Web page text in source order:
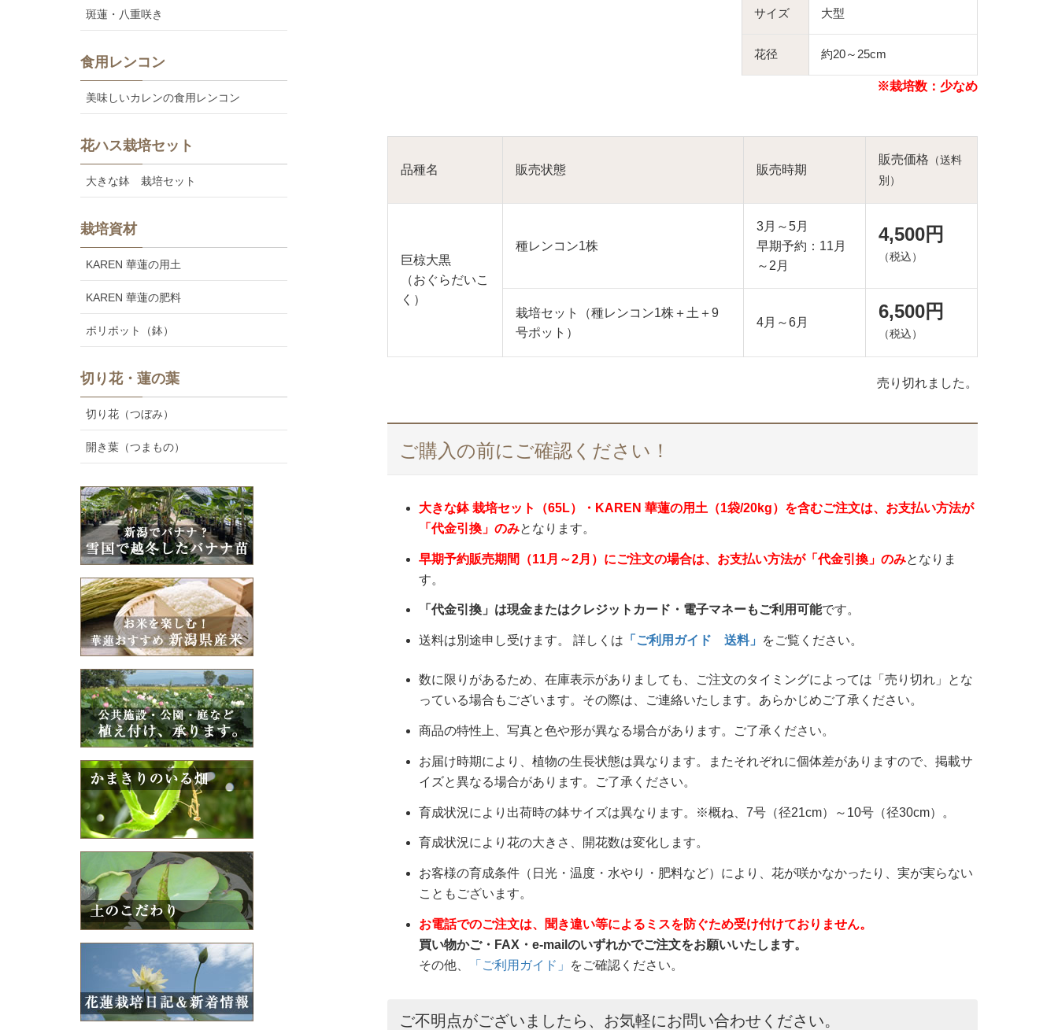
サイズ 大型
花径 約20～25cm
※栽培数：少なめ
品種名 販売状態 販売時期
販売価格 （送料
別）
巨椋大黒
（おぐらだいこ
く）
種レンコン1株
3月～5月
早期予約：11月
～2月
4,500円
（税込）
栽培セット（種レンコン1株＋土＋9
号ポット）
4月～6月
6,500円
（税込）
売り切れました。
ご購入の前にご確認ください！
大きな鉢 栽培セット（65L）・KAREN 華蓮の用土（1袋/20kg）を含むご注文は、お支払い方法が
「代金引換」のみとなります。
早期予約販売期間（11月～2月）にご注文の場合は、お支払い方法が「代金引換」のみとなりま
す。
「代金引換」は現金またはクレジットカード・電子マネーもご利用可能です。
送料は別途申し受けます。 詳しくは 「ご利用ガイド 送料」 をご覧ください。
数に限りがあるため、在庫表示がありましても、ご注文のタイミングによっては「売り切れ」とな
っている場合もございます。その際は、ご連絡いたします。あらかじめご了承ください。
商品の特性上、写真と色や形が異なる場合があります。ご了承ください。
お届け時期により、植物の生長状態は異なります。またそれぞれに個体差がありますので、掲載サ
イズと異なる場合があります。ご了承ください。
育成状況により出荷時の鉢サイズは異なります。※概ね、7号（径21cm）～10号（径30cm）。
育成状況により花の大きさ、開花数は変化します。
お客様の育成条件（日光・温度・水やり・肥料など）により、花が咲かなかったり、実が実らない
こともございます。
お電話でのご注文は、聞き違い等によるミスを防ぐため受け付けておりません。
買い物かご・FAX・e-mailのいずれかでご注文をお願いいたします。
その他、
「ご利用ガイド」 をご確認ください。
ご不明点がございましたら、お気軽にお問い合わせください。
斑蓮・八重咲き
食用レンコン
美味しいカレンの食用レンコン
花ハス栽培セット
大きな鉢 栽培セット
栽培資材
KAREN 華蓮の用土
KAREN 華蓮の肥料
ポリポット（鉢）
切り花・蓮の葉
切り花（つぼみ）
開き葉（つまもの）